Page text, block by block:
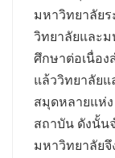
มหาวิทยาลัย
วิทยาลัยและม
ศึกษาต่อเนื่อ
แล้ววิทยาลัย
สมุดหลายแห่
สถาบัน ดังนั้น
มหาวิทยาลัย